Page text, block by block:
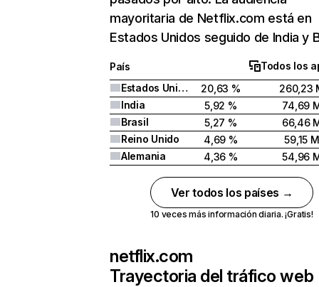
mayoritaria de Netflix.com está en
Estados Unidos seguido de India y
País
Todos los
Estados Unidos
20,63 %
260,23
India
5,92 %
74,69
Brasil
5,27 %
66,46
Reino Unido
4,69 %
59,15 M
Alemania
4,36 % 54,96
Ver todos los países →
10 veces más información diaria. ¡Gratis!
netflix.com
Trayectoria del tráfico web